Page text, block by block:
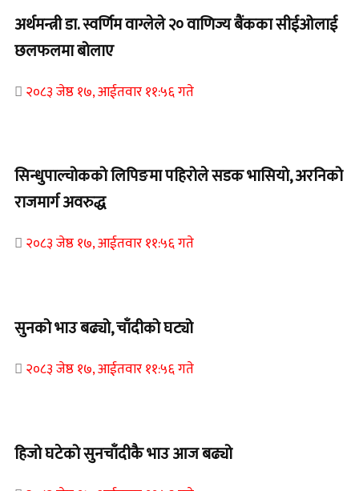
अर्थमन्त्री डा. स्वर्णिम वाग्लेले २० वाणिज्य बैंकका सीईओलाई
छलफलमा बोलाए
२०८३ जेष्ठ १७, आईतवार ११:५६ गते
सिन्धुपाल्चोकको लिपिङमा पहिरोले सडक भासियो, अरनिको
राजमार्ग अवरुद्ध
२०८३ जेष्ठ १७, आईतवार ११:५६ गते
सुनको भाउ बढ्यो, चाँदीको घट्यो
२०८३ जेष्ठ १७, आईतवार ११:५६ गते
हिजो घटेको सुनचाँदीकै भाउ आज बढ्यो